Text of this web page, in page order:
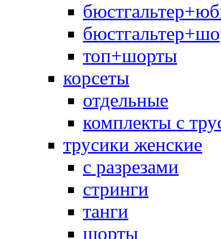
топ+шорты
корсеты
отдельные
комплекты с
трусики женские
с разрезами
стринги
танги
шорты